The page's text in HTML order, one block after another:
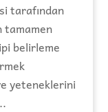
tarafından
tamamen
belirleme
yeteneklerini